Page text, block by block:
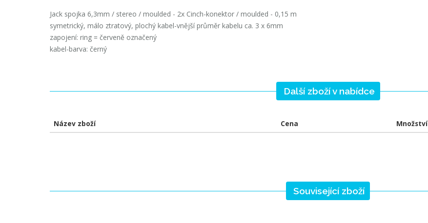
Jack spojka 6,3mm / stereo / moulded - 2x Cinch-konektor / moulded - 0,15 m
symetrický, málo ztratový, plochý kabel-vnější průměr kabelu ca. 3 x 6mm
zapojení: ring = červeně označený
kabel-barva: černý
Další zboží v nabídce
Název zboží Cena Množství
Související zboží